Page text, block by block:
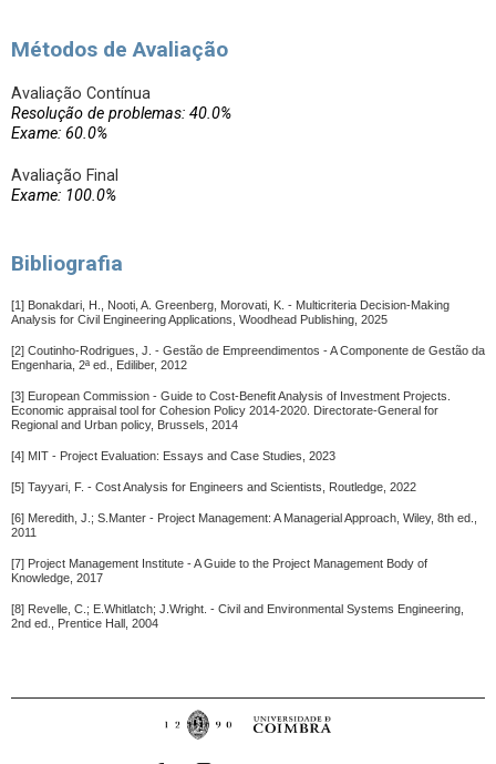
Métodos de Avaliação
Avaliação Contínua
Resolução de problemas: 40.0%
Exame: 60.0%
Avaliação Final
Exame: 100.0%
Bibliografia
[1] Bonakdari, H., Nooti, A. Greenberg, Morovati, K. - Multicriteria Decision-Making
Analysis for Civil Engineering Applications, Woodhead Publishing, 2025
[2] Coutinho-Rodrigues, J. - Gestão de Empreendimentos - A Componente de Gestão da
Engenharia, 2ª ed., Ediliber, 2012
[3] European Commission - Guide to Cost-Benefit Analysis of Investment Projects.
Economic appraisal tool for Cohesion Policy 2014-2020. Directorate-General for
Regional and Urban policy, Brussels, 2014
[4] MIT - Project Evaluation: Essays and Case Studies, 2023
[5] Tayyari, F. - Cost Analysis for Engineers and Scientists, Routledge, 2022
[6] Meredith, J.; S.Manter - Project Management: A Managerial Approach, Wiley, 8th ed.,
2011
[7] Project Management Institute - A Guide to the Project Management Body of
Knowledge, 2017
[8] Revelle, C.; E.Whitlatch; J.Wright. - Civil and Environmental Systems Engineering,
2nd ed., Prentice Hall, 2004